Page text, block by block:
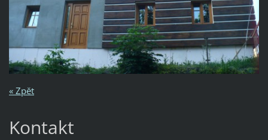
« Zpět
Kontakt